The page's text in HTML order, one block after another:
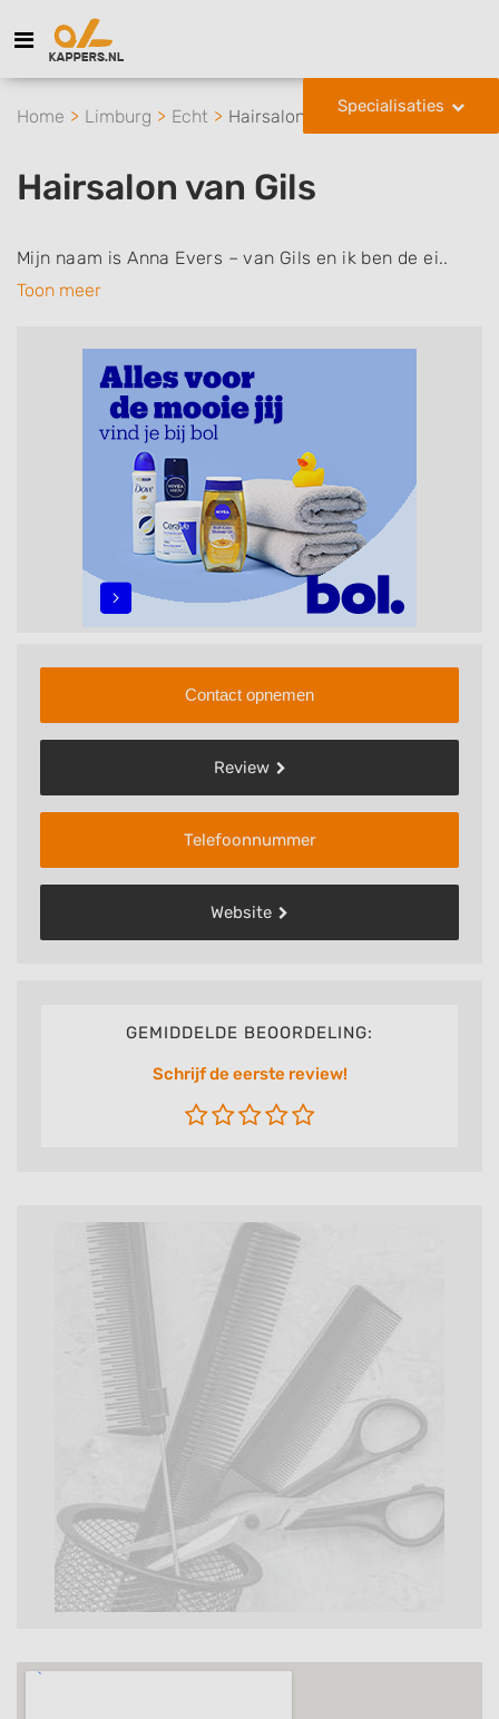
Specialisaties
Home Limburg Echt Hairsalon van Gils
Hairsalon van Gils
Mijn naam is Anna Evers – van Gils en ik ben de ei..
Toon meer
Contact opnemen
Review
Telefoonnummer
Website
GEMIDDELDE BEOORDELING:
Schrijf de eerste review!